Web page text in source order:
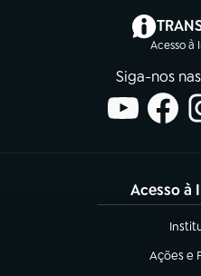
Acesso à
Siga-nos
Acesso à
(abre
Ações e
(abre em